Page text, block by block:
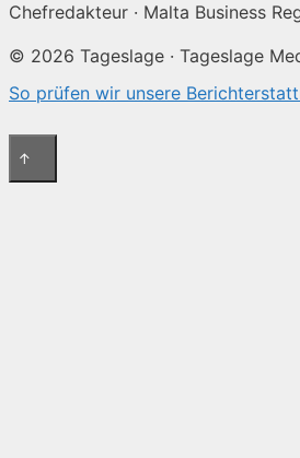
Chefredakteur · Malta Business
© 2026 Tageslage · Tageslage
So prüfen wir unsere
↑